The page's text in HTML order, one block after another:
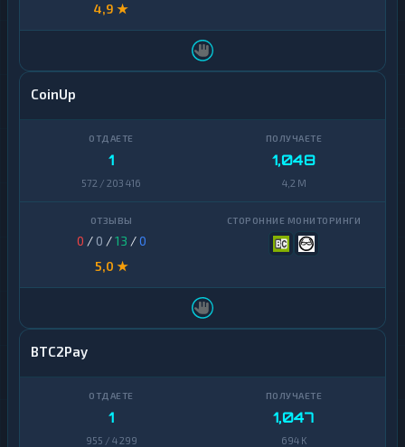
4,9 ★
CoinUp
1
572 / 203 416
1,048
4,2 M
0 / 0 /13 /0
5,0 ★
BTC2Pay
1
955 / 4 299
1,047
694 K